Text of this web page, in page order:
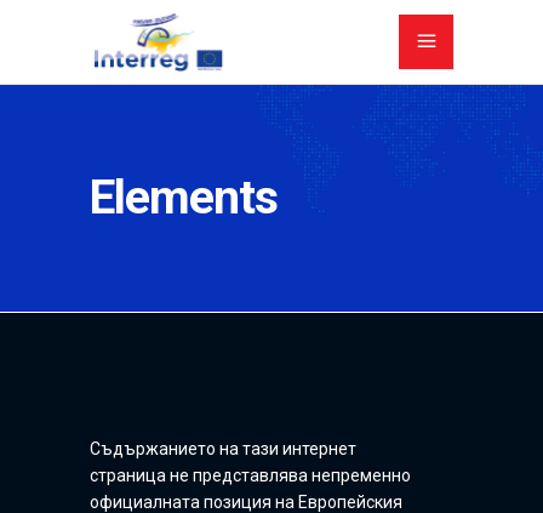
Elements
Съдържанието на тази интернет
страница не представлява непременно
официалната позиция на Европейския